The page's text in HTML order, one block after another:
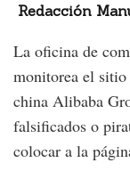
Redacción
La oficina de
monitorea el sitio
china Alibaba
falsificados o
colocar a la